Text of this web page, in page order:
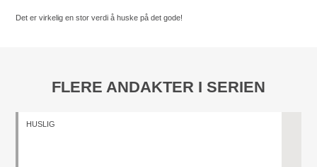
Det er virkelig en stor verdi å huske på det gode!
FLERE ANDAKTER I SERIEN
HUSLIG